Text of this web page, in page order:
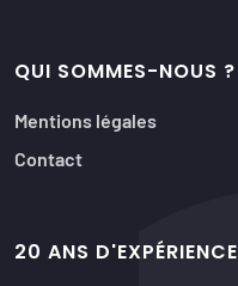
QUI SOMMES-NOUS ?
Mentions légales
Contact
20 ANS D'EXPÉRIENCE